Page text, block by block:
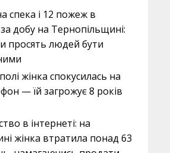
спека і 12 пожеж в
добу на Тернопільщині:
просять людей бути
жінка спокусилась на
— їй загрожує 8 років
в інтернеті: на
жінка втратила понад 63